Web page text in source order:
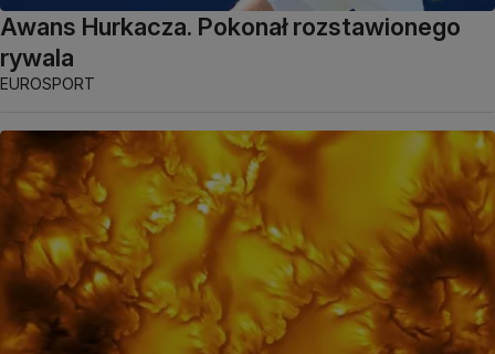
Awans Hurkacza. Pokonał rozstawionego
rywala
EUROSPORT